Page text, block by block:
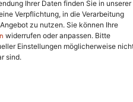
Ihrer Daten finden Sie in unserer
Verpflichtung, in die Verarbeitung
zu nutzen. Sie können Ihre
widerrufen oder anpassen. Bitte
Einstellungen möglicherweise
sind.
Rechte vorbehalten.